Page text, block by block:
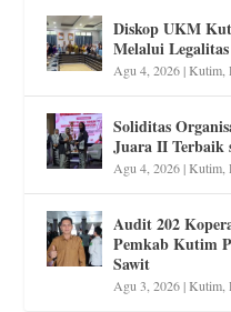
Diskop UKM
Melalui
Agu 4, 2026|Kutim,
Soliditas
Juara II Terbaik
Agu 4, 2026|Kutim,
Audit 202
Pemkab Kutim
Sawit
Agu 3, 2026|Kutim,